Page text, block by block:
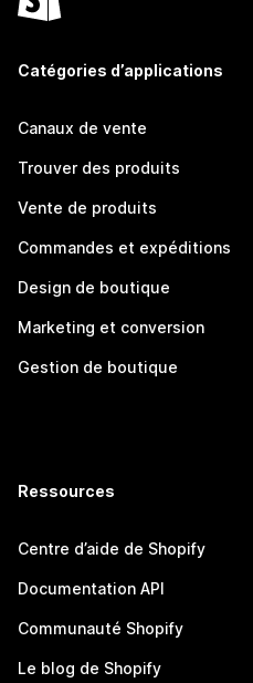
Catégories d’applications
Canaux de vente
Trouver des produits
Vente de produits
Commandes et expéditions
Design de boutique
Marketing et conversion
Gestion de boutique
Ressources
Centre d’aide de Shopify
Documentation API
Communauté Shopify
Le blog de Shopify